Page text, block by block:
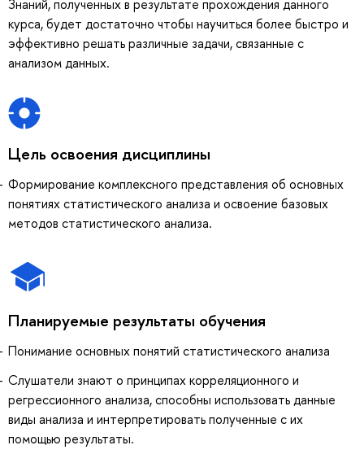
Знаний, полученных в результате прохождения данного
курса, будет достаточно чтобы научиться более быстро и
эффективно решать различные задачи, связанные с
анализом данных.
Цель освоения дисциплины
Формирование комплексного представления об основных
понятиях статистического анализа и освоение базовых
методов статистического анализа.
Планируемые результаты обучения
Понимание основных понятий статистического анализа
Слушатели знают о принципах корреляционного и
регрессионного анализа, способны использовать данные
виды анализа и интерпретировать полученные с их
помощью результаты.